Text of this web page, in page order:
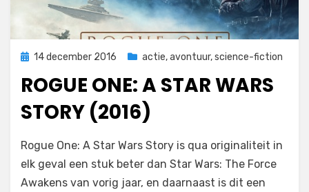
Geplaatst
14 december 2016 actie,avontuur,science-fiction
ROGUE ONE: A STAR WARS
STORY (2016)
Filmofiel.nl
1 reactie
One:
A
Rogue One: A Star Wars Story is qua originaliteit in
elk geval een stuk beter dan Star Wars: The Force
Awakens van vorig jaar, en daarnaast is dit een